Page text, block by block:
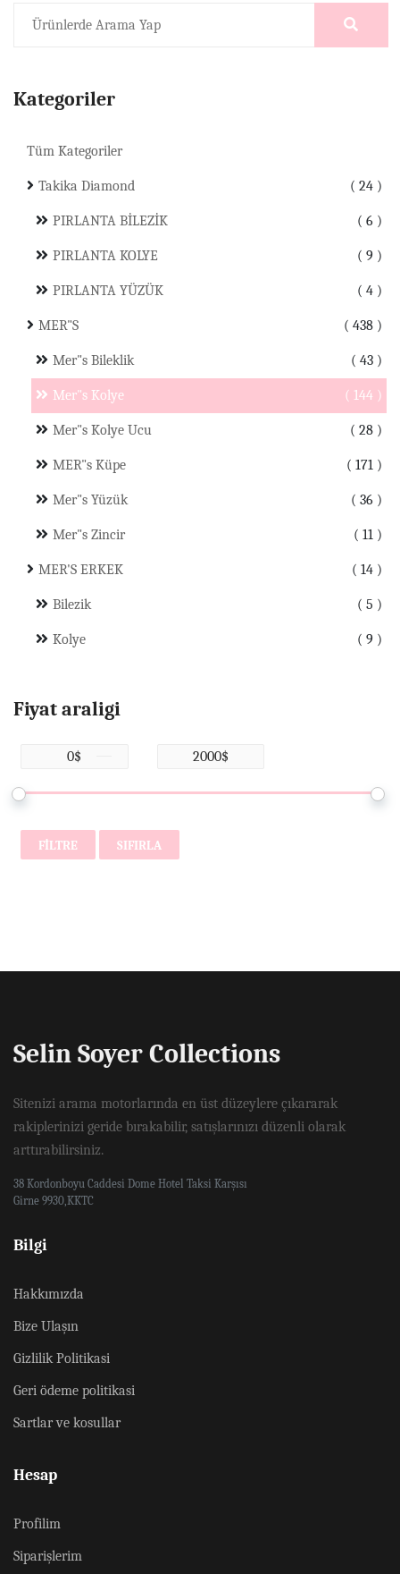
Kategoriler
Tüm Kategoriler
24
Takika Diamond
6
PIRLANTA BİLEZİK
9
PIRLANTA KOLYE
4
PIRLANTA YÜZÜK
438
MER"S
43
Mer"s Bileklik
144
Mer"s Kolye
28
Mer"s Kolye Ucu
171
MER"s Küpe
36
Mer"s Yüzük
11
Mer"s Zincir
14
MER'S ERKEK
5
Bilezik
9
Kolye
Fiyat araligi
FILTRE SIFIRLA
Selin Soyer Collections
Sitenizi arama motorlarında en üst düzeylere çıkararak
rakiplerinizi geride bırakabilir, satışlarınızı düzenli olarak
arttırabilirsiniz.
38 Kordonboyu Caddesi Dome Hotel Taksi Karşısı
Girne 9930,KKTC
Bilgi
Hakkımızda
Bize Ulaşın
Gizlilik Politikasi
Geri ödeme politikasi
Sartlar ve kosullar
Hesap
Profilim
Siparişlerim